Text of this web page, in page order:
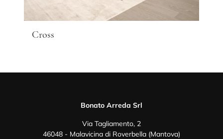
Cross
Bonato Arreda Srl
Via Tagliamento, 2
46048 - Malavicina di Roverbella (Mantova)